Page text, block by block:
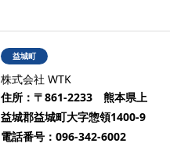
益城町
株式会社 WTK
住所： 〒861-2233 熊本県上
益城郡益城町大字惣領1400-9
電話番号： 096-342-6002